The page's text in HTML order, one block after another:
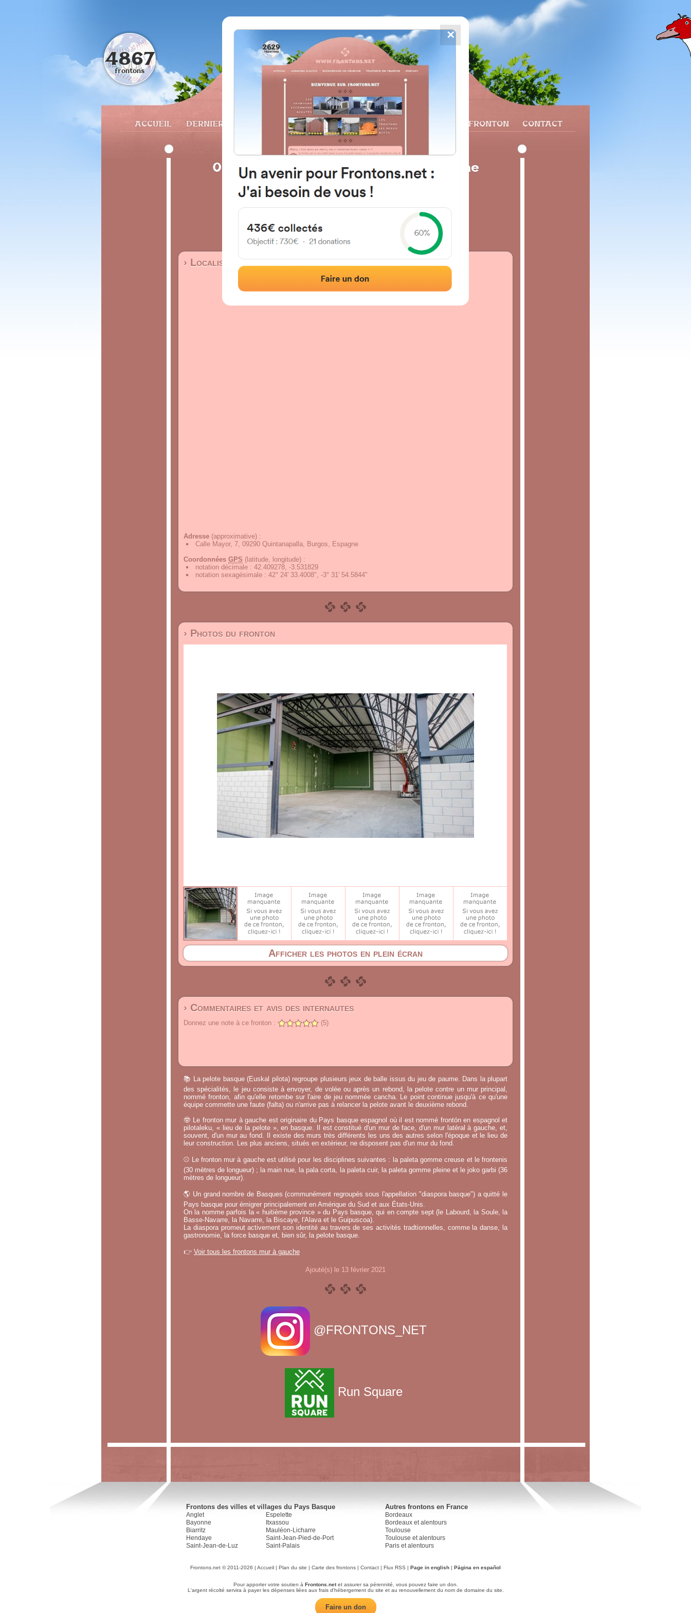
FRONTONS.NET
ACCUEIL DERNIERS AJOUTS RECHERCHER UN FRONTON PROPOSER UN FRONTON CONTACT
4867
frontons
09290 Quintanapalla, Burgos Espagne
Calle Mayor 7
#3483
Localisation|Photos|Commentaires et avis
› Localisation du fronton
Adresse (approximative) :
Calle Mayor, 7, 09290 Quintanapalla, Burgos, Espagne
Coordonnées GPS (latitude, longitude) :
notation décimale : 42.409278, -3.531829
notation sexagésimale : 42° 24' 33.4008", -3° 31' 54.5844"
› Photos du fronton
Afficher les photos en plein écran
› Commentaires et avis des internautes
Donnez une note à ce fronton : (5)
📚 La pelote basque (Euskal pilota) regroupe plusieurs jeux de balle issus du jeu de paume. Dans la plupart
des spécialités, le jeu consiste à envoyer, de volée ou après un rebond, la pelote contre un mur principal,
nommé fronton, afin qu'elle retombe sur l'aire de jeu nommée cancha. Le point continue jusqu'à ce qu'une
équipe commette une faute (falta) ou n'arrive pas à relancer la pelote avant le deuxième rebond.
🤓 Le fronton mur à gauche est originaire du Pays basque espagnol où il est nommé frontón en espagnol et
pilotaleku, « lieu de la pelote », en basque. Il est constitué d'un mur de face, d'un mur latéral à gauche, et,
souvent, d'un mur au fond. Il existe des murs très différents les uns des autres selon l'époque et le lieu de
leur construction. Les plus anciens, situés en extérieur, ne disposent pas d'un mur du fond.
⚾ Le fronton mur à gauche est utilisé pour les disciplines suivantes : la paleta gomme creuse et le frontenis
(30 mètres de longueur) ; la main nue, la pala corta, la paleta cuir, la paleta gomme pleine et le joko garbi (36
mètres de longueur).
🌎 Un grand nombre de Basques (communément regroupés sous l'appellation "diaspora basque") a quitté le
Pays basque pour émigrer principalement en Amérique du Sud et aux États-Unis.
On la nomme parfois la « huitième province » du Pays basque, qui en compte sept (le Labourd, la Soule, la
Basse-Navarre, la Navarre, la Biscaye, l'Alava et le Guipuscoa).
La diaspora promeut activement son identité au travers de ses activités tradtionnelles, comme la danse, la
gastronomie, la force basque et, bien sûr, la pelote basque.
👉 Voir tous les frontons mur à gauche
Ajouté(s) le 13 février 2021
@FRONTONS_NET
Run Square
Frontons des villes et villages du Pays Basque
Anglet
Bayonne
Biarritz
Hendaye
Saint-Jean-de-Luz
Espelette
Itxassou
Mauléon-Licharre
Saint-Jean-Pied-de-Port
Saint-Palais
Autres frontons en France
Bordeaux
Bordeaux et alentours
Toulouse
Toulouse et alentours
Paris et alentours
Frontons.net © 2011-2026 | Accueil | Plan du site | Carte des frontons | Contact | Flux RSS | Page in english | Página en español
Pour apporter votre soutien à Frontons.netet assurer sa pérennité, vous pouvez faire un don.
L'argent récolté servira à payer les dépenses liées aux frais d'hébergement du site et au renouvellement du nom de domaine du site.
Faire un don
✕